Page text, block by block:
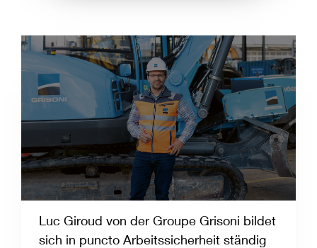
Luc Giroud von der Groupe Grisoni bildet
sich in puncto Arbeitssicherheit ständig